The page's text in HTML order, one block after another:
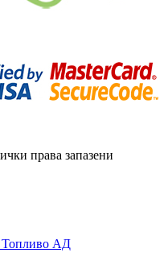
права запазени
Топливо АД